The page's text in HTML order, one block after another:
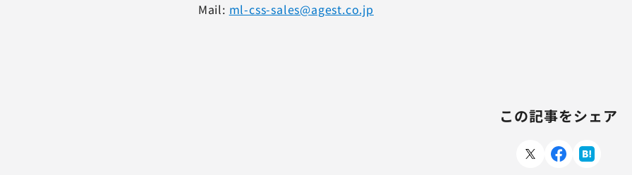
Mail: ml-css-sales@agest.co.jp
この記事をシェア